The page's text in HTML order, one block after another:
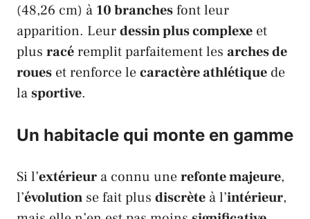
(48,26 cm) à 10 branchesfont leur
apparition. Leurdessin plus complexe et
plus racéremplit parfaitement les arches de
roues et renforce lecaractère athlétique de
lasportive.
Un habitacle qui monte en gamme
Si l’extérieur a connu unerefonte majeure,
l’évolution se fait plus discrète à l’intérieur,